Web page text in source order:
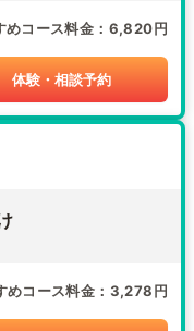
めコース料金 6,820円
体験・相談予約
めコース料金 3,278円